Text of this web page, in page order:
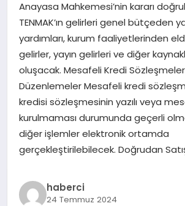
YAŞAM
EĞITIM
Anayasa Mahkemesi’nin kararı
TENMAK’ın gelirleri genel bütçeden
yardımları, kurum faaliyetlerinden
gelirler, yayın gelirleri ve diğer
oluşacak. Mesafeli Kredi
Düzenlemeler Mesafeli kredi
kredisi sözleşmesinin yazılı veya
kurulmaması durumunda geçerli
diğer işlemler elektronik ortamda
gerçekleştirilebilecek. Doğrudan
haberci
24 Temmuz 2024